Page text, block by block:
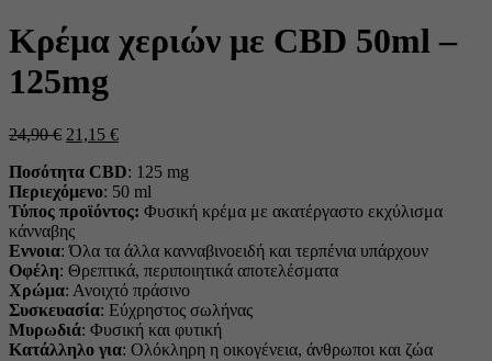
Κρέμα χεριών με CBD 50ml –
125mg
24,90€ Η
τιμή
ήταν:
24,90 €.
21,15 €Η
τιμή
είναι:
21,15 €.
Ποσότητα CBD: 125 mg
Περιεχόμενο: 50 ml
Τύπος προϊόντος: Φυσική κρέμα με ακατέργαστο εκχύλισμα
κάνναβης
Εννοια: Όλα τα άλλα κανναβινοειδή και τερπένια υπάρχουν
Οφέλη: Θρεπτικά, περιποιητικά αποτελέσματα
Χρώμα: Ανοιχτό πράσινο
Συσκευασία: Εύχρηστος σωλήνας
Μυρωδιά: Φυσική και φυτική
Κατάλληλο για: Ολόκληρη η οικογένεια, άνθρωποι και ζώα